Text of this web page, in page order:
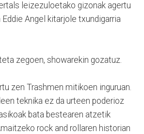
leizezuloetako gizonak agertu
Angel kitarjole txundigarria
zegoen, showarekin gozatuz.
zen Trashmen mitikoen inguruan.
teknika ez da urteen poderioz
bata bestearen atzetik
rock and rollaren historian